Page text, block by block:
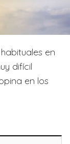
en
difícil
en los